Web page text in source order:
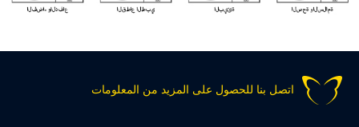
اتصل بنا للحصول على المزيد من المعلومات